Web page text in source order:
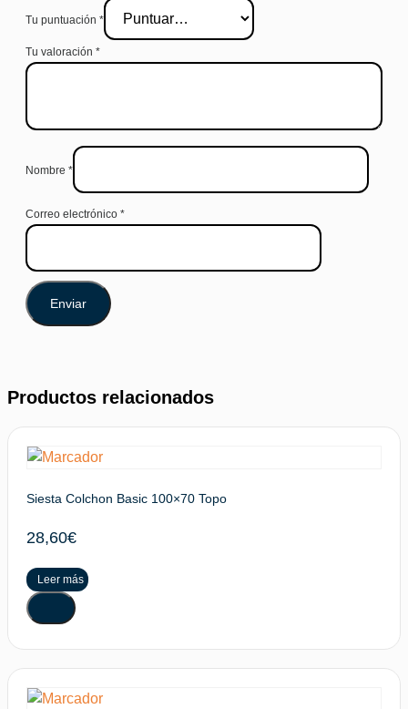
Tu puntuación *
Tu valoración *
Nombre *
Correo electrónico *
Productos relacionados
Siesta Colchon Basic 100×70 Topo
28,60€
Leer más